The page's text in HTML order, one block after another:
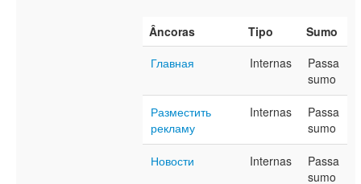
Âncoras Tipo
Sumo
Главная
Internas
Passa
sumo
Разместить
рекламу
Internas
Passa
sumo
Новости Internas
Passa
sumo